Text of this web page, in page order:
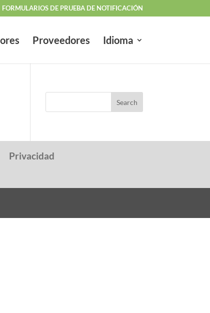
FORMULARIOS DE PRUEBA DE NOTIFICACIÓN
Proveedores Idioma
Privacidad